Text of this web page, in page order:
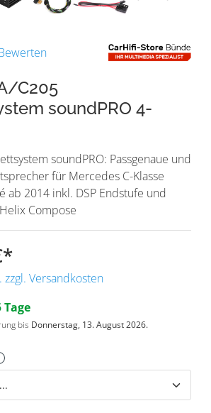
C205
soundPRO 4-
soundPRO: Passgenaue und
für Mercedes C-Klasse
ab 2014 inkl. DSP Endstufe und
Compose
*
Versandkosten
Tage
bis Donnerstag, 13. August 2026.